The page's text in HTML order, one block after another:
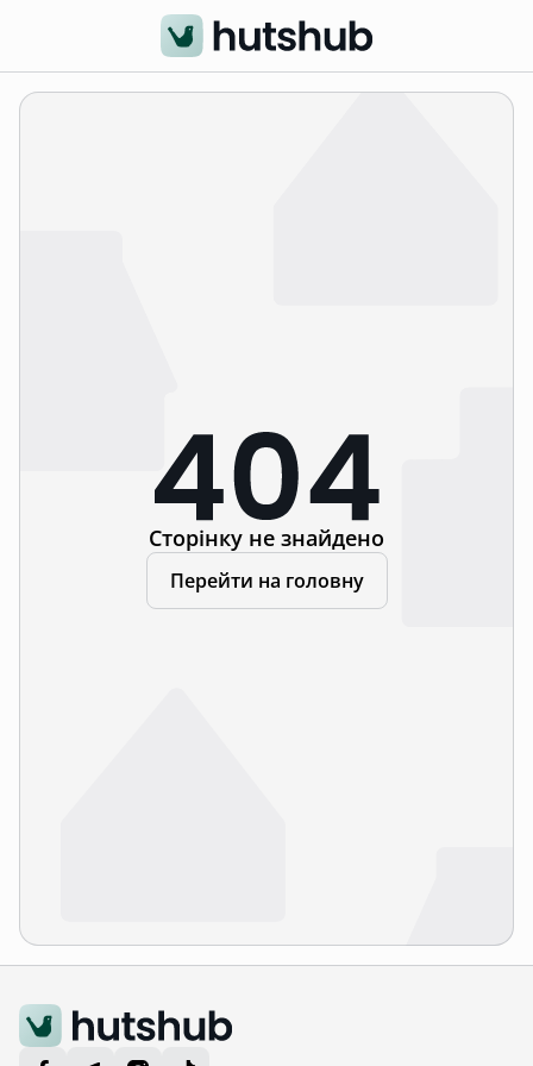
Сторінку не знайдено
Перейти на головну